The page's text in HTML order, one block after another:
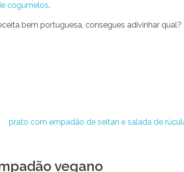
cogumelos.
bem portuguesa, consegues adivinhar
vegano